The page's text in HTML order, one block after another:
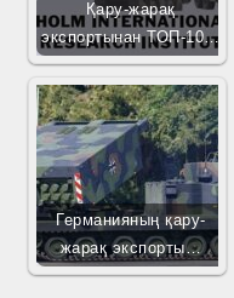
Қару-жарақ
экспортынан ТОП-10…
Германияның қару-
жарақ экспорты…